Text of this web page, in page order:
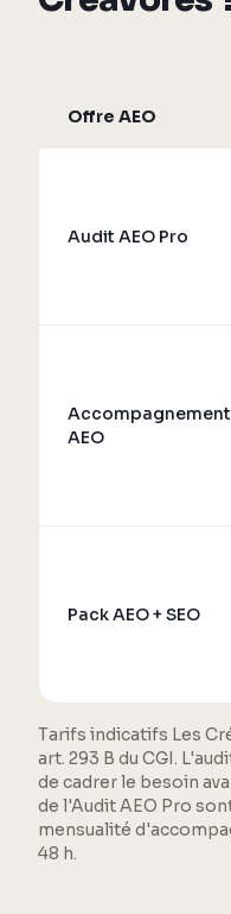
Offre AEO
Audit AEO Pro
Accompagnement
AEO
Pack AEO + SEO
Tarifs indicatifs Les
art. 293 B du CGI.
de cadrer le besoin
de l'Audit AEO Pro
mensualité
48 h.